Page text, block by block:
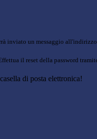
inviato un messaggio
il reset della password
di posta elettronica!